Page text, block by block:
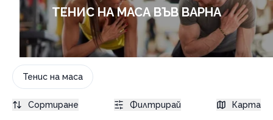
ТЕНИС НА МАСА ВЪВ ВАРНА
Тенис на маса
Сортиране Филтрирай Карта